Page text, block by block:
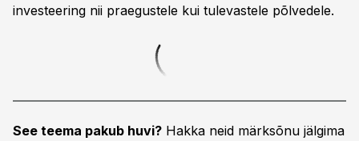
investeering nii praegustele kui tulevastele põlvedele.
See teema pakub huvi? Hakka neid märksõnu jälgima